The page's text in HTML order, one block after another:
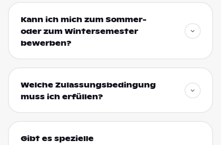
Kann ich mich zum Sommer-
oder zum Wintersemester
bewerben?
Welche Zulassungsbedingung
muss ich erfüllen?
Gibt es spezielle